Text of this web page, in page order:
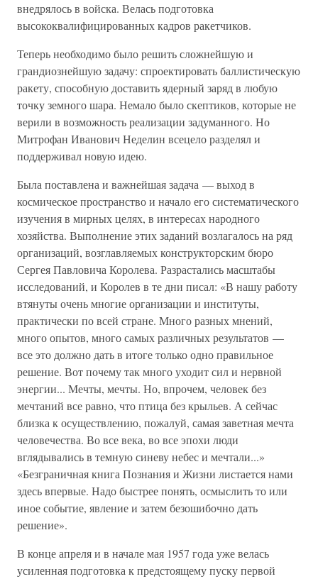
внедрялось в войска. Велась подготовка
высококвалифицированных кадров ракетчиков.
Теперь необходимо было решить сложнейшую и
грандиознейшую задачу: спроектировать баллистическую
ракету, способную доставить ядерный заряд в любую
точку земного шара. Немало было скептиков, которые не
верили в возможность реализации задуманного. Но
Митрофан Иванович Неделин всецело разделял и
поддерживал новую идею.
Была поставлена и важнейшая задача — выход в
космическое пространство и начало его систематического
изучения в мирных целях, в интересах народного
хозяйства. Выполнение этих заданий возлагалось на ряд
организаций, возглавляемых конструкторским бюро
Сергея Павловича Королева. Разрастались масштабы
исследований, и Королев в те дни писал: «В нашу работу
втянуты очень многие организации и институты,
практически по всей стране. Много разных мнений,
много опытов, много самых различных результатов —
все это должно дать в итоге только одно правильное
решение. Вот почему так много уходит сил и нервной
энергии... Мечты, мечты. Но, впрочем, человек без
мечтаний все равно, что птица без крыльев. А сейчас
близка к осуществлению, пожалуй, самая заветная мечта
человечества. Во все века, во все эпохи люди
вглядывались в темную синеву небес и мечтали...»
«Безграничная книга Познания и Жизни листается нами
здесь впервые. Надо быстрее понять, осмыслить то или
иное событие, явление и затем безошибочно дать
решение».
В конце апреля и в начале мая 1957 года уже велась
усиленная подготовка к предстоящему пуску первой